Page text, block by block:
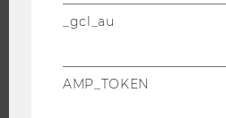
EVENTS ARCHIV
_gcl_au
AMP_TOKEN